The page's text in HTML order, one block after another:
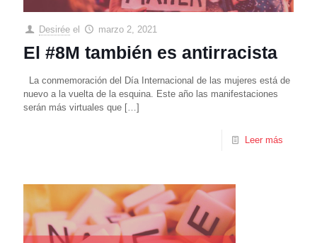
Desirée el marzo 2, 2021
El #8M también es antirracista
La conmemoración del Día Internacional de las mujeres está de
nuevo a la vuelta de la esquina. Este año las manifestaciones
serán más virtuales que […]
Leer más